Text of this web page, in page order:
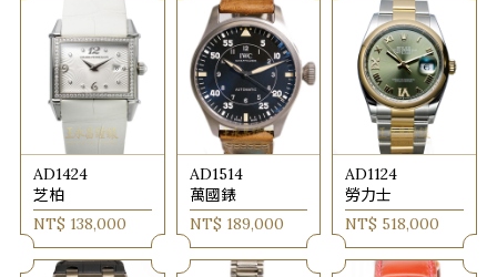
AD1424
芝柏
NT$ 138,000
AD1514
萬國錶
NT$ 189,000
AD1124
勞力士
NT$ 518,000